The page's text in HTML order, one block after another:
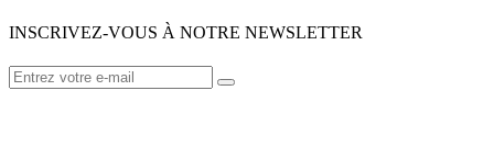
INSCRIVEZ-VOUS À NOTRE NEWSLETTER